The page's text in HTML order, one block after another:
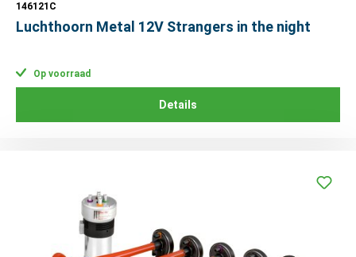
146121C
Luchthoorn Metal 12V Strangers in the night
Op voorraad
Details